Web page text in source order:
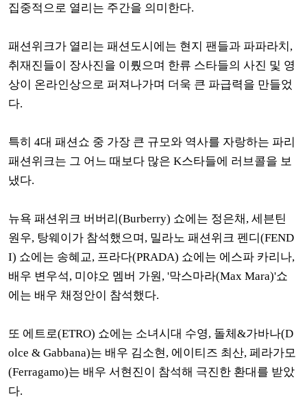
집중적으로 열리는 주간을 의미한다.
패션위크가 열리는 패션도시에는 현지 팬들과 파파라치,
취재진들이 장사진을 이뤘으며 한류 스타들의 사진 및 영
상이 온라인상으로 퍼져나가며 더욱 큰 파급력을 만들었
다.
특히 4대 패션쇼 중 가장 큰 규모와 역사를 자랑하는 파리
패션위크는 그 어느 때보다 많은 K스타들에 러브콜을 보
냈다.
뉴욕 패션위크 버버리(Burberry) 쇼에는 정은채, 세븐틴
원우, 탕웨이가 참석했으며, 밀라노 패션위크 펜디(FEND
I) 쇼에는 송혜교, 프라다(PRADA) 쇼에는 에스파 카리나,
배우 변우석, 미야오 멤버 가원, '막스마라(Max Mara)'쇼
에는 배우 채정안이 참석했다.
또 에트로(ETRO) 쇼에는 소녀시대 수영, 돌체&가바나(D
olce & Gabbana)는 배우 김소현, 에이티즈 최산, 페라가모
(Ferragamo)는 배우 서현진이 참석해 극진한 환대를 받았
다.